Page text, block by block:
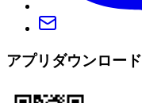
アプリダウンロード